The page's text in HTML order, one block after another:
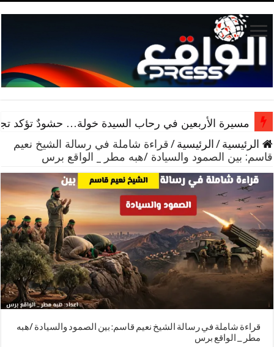
مسيرة الأربعين في رحاب السيدة خولة… حشودٌ تؤكد
الرئيسية /الرئيسية /قراءة شاملة في رسالة الشيخ نعيم
قاسم: بين الصمود والسيادة /هبه مطر _ الواقع برس
قراءة شاملة في رسالة الشيخ نعيم قاسم: بين الصمود والسيادة /هبه
مطر _ الواقع برس